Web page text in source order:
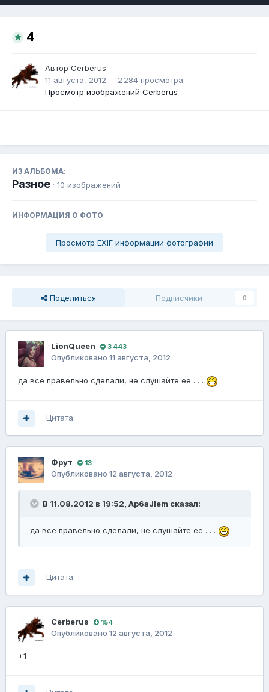
4
Автор Сerberus
11 августа, 2012
2 284 просмотра
Просмотр изображений Сerberus
ИЗ АЛЬБОМА:
Разное · 10 изображений
ИНФОРМАЦИЯ О ФОТО
Просмотр EXIF информации фотографии
Поделиться Подписчики 0
LionQueen 3 443
Опубликовано 11 августа, 2012
да все правельно сделали, не слушайте ее . . .
Цитата
Фрут 13
Опубликовано 12 августа, 2012
В 11.08.2012 в 19:52, Ap6aJlem сказал:
да все правельно сделали, не слушайте ее . . .
Цитата
Сerberus 154
Опубликовано 12 августа, 2012
+1